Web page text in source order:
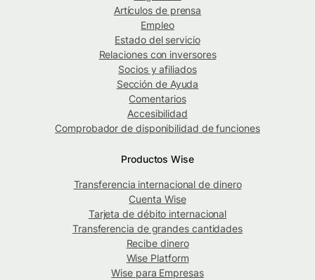
Artículos de prensa
Empleo
Estado del servicio
Relaciones con inversores
Socios y afiliados
Sección de Ayuda
Comentarios
Accesibilidad
Comprobador de disponibilidad de funciones
Productos Wise
Transferencia internacional de dinero
Cuenta Wise
Tarjeta de débito internacional
Transferencia de grandes cantidades
Recibe dinero
Wise Platform
Wise para Empresas